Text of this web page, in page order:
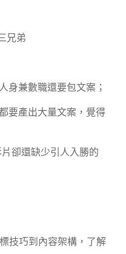
兄弟
身兼數職還要包文案；
要產出大量文案，覺得
卻還缺少引人入勝的
技巧到內容架構，了解